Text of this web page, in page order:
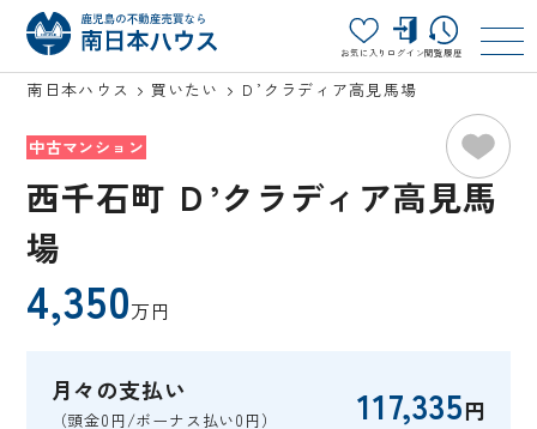
お気に入り ログイン閲覧履歴
南日本ハウス 買いたい Ｄ’クラディア高見馬場
中古マンション
西千石町 Ｄ’クラディア高見馬
場
4,350万円
月々の支払い
（頭金0円/ボーナス払い0円） 117,335円